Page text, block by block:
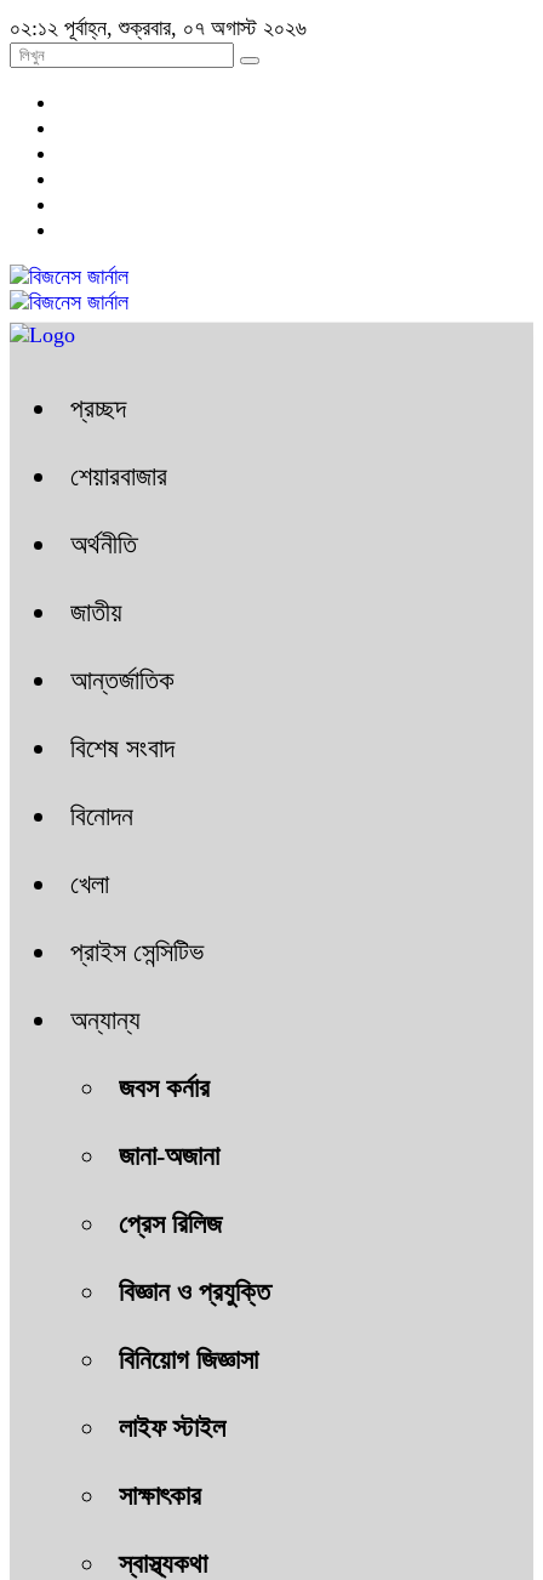
০২:১২ পূর্বাহ্ন, শুক্রবার, ০৭ অগাস্ট ২০২৬
প্রচ্ছদ
শেয়ারবাজার
অর্থনীতি
জাতীয়
আন্তর্জাতিক
বিশেষ সংবাদ
বিনোদন
খেলা
প্রাইস সেন্সিটিভ
অন্যান্য
জবস কর্নার
জানা-অজানা
প্রেস রিলিজ
বিজ্ঞান ও প্রযুক্তি
বিনিয়োগ জিজ্ঞাসা
লাইফ স্টাইল
সাক্ষাৎকার
স্বাস্থ্যকথা